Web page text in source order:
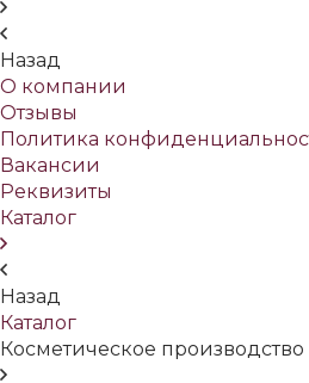
Назад
О компании
Отзывы
Политика
Вакансии
Реквизиты
Каталог
Назад
Каталог
Косметическое